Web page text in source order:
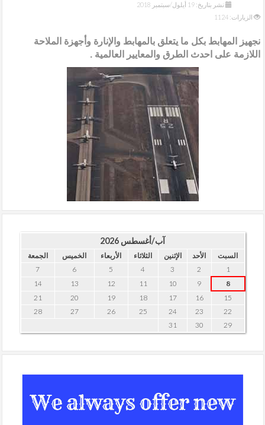
نشر بتاريخ: 19 أيلول/سبتمبر 2018
الزيارات: 1124
نجهيز المهابط بكل ما يتعلق بالمهابط والإنارة وأجهزة الملاحة
اللازمة على احدث الطرق والمعايير العالمية .
آب/أغسطس 2026
السبت الأحد الإثنين الثلاثاء الأربعاء الخميس
الجمعة
1
2
3
4
5
6
7
8
9
10
11
12
13
14
15
16
17
18
19
20
21
22
23
24
25
26
27
28
29
30
31